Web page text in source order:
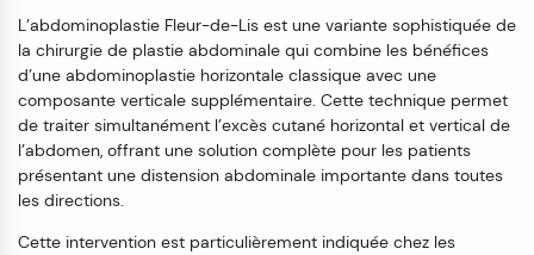
L’abdominoplastie Fleur-de-Lis est une variante sophistiquée de
la chirurgie de plastie abdominale qui combine les bénéfices
d’une abdominoplastie horizontale classique avec une
composante verticale supplémentaire. Cette technique permet
de traiter simultanément l’excès cutané horizontal et vertical de
l’abdomen, offrant une solution complète pour les patients
présentant une distension abdominale importante dans toutes
les directions.
Cette intervention est particulièrement indiquée chez les